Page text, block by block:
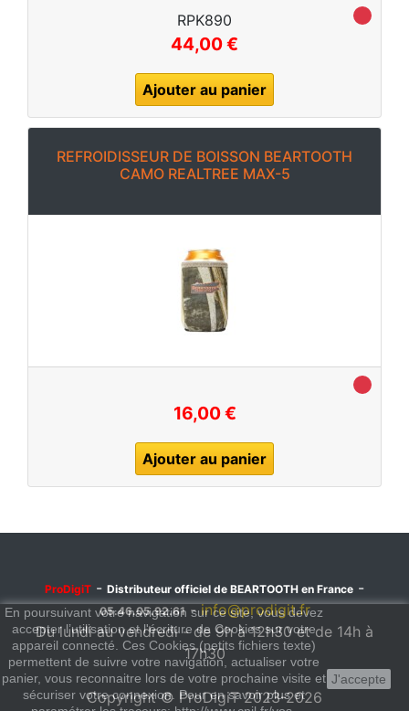
RPK890
44,00 €
Ajouter au panier
REFROIDISSEUR DE BOISSON BEARTOOTH
CAMO REALTREE MAX-5
16,00 €
Ajouter au panier
En poursuivant votre navigation sur ce site, vous devez
accepter l’utilisation et l'écriture de Cookies sur votre
appareil connecté. Ces Cookies (petits fichiers texte)
permettent de suivre votre navigation, actualiser votre
panier, vous reconnaitre lors de votre prochaine visite et
sécuriser votre connexion. Pour en savoir plus et
J'accepte
ProDigiT - Distributeur officiel de BEARTOOTH en France -
05.46.05.92.61-info@prodigit.fr
Du lundi au vendredi - de 9h à 12h30 et de 14h à
17h30
Copyright © ProDigiT 2023-2026